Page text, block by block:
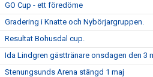
GO Cup - ett föredöme
Gradering i Knatte och Nybörjargruppen.
Resultat Bohusdal cup.
Ida Lindgren gästtränare onsdagen den 3
Stenungsunds Arena stängd 1 maj